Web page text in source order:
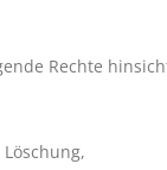
Rechte